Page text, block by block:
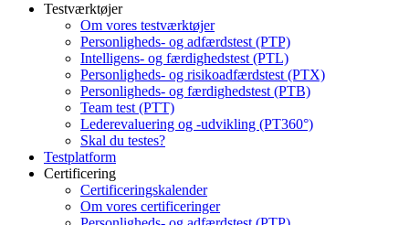
Testværktøjer
Om vores testværktøjer
Personligheds- og adfærdstest (PTP)
Intelligens- og færdighedstest (PTL)
Personligheds- og risikoadfærdstest (PTX)
Personligheds- og færdighedstest (PTB)
Team test (PTT)
Lederevaluering og -udvikling (PT360°)
Skal du testes?
Testplatform
Certificering
Certificeringskalender
Om vores certificeringer